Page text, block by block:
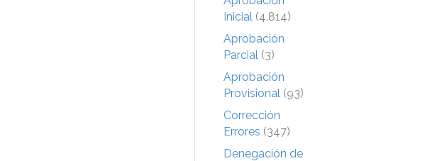
Inicial (4.814)
Aprobación
Parcial (3)
Aprobación
Provisional (93)
Corrección
Errores (347)
Denegación de